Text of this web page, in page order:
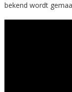
bekend wordt